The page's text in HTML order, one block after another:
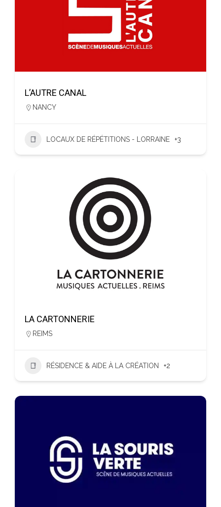
L’AUTRE CANAL
NANCY
LOCAUX DE RÉPÉTITIONS - LORRAINE +3
LA CARTONNERIE
REIMS
RÉSIDENCE & AIDE À LA CRÉATION +2